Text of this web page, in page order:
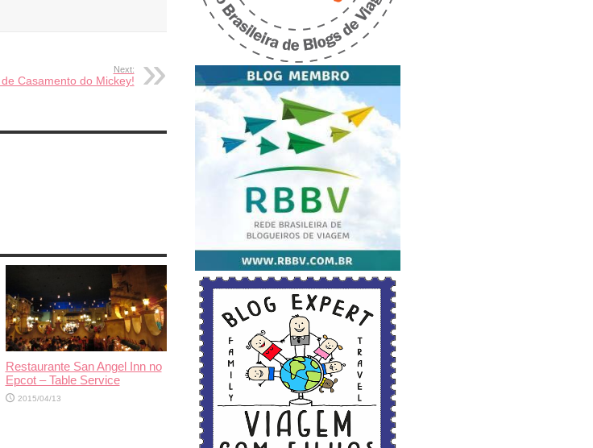
Next:
Casamento do Mickey!
Restaurante San Angel Inn no
Epcot – Table Service
2015/04/13